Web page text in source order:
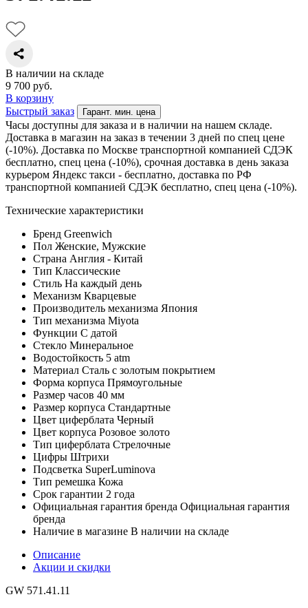
В наличии на складе
9 700 руб.
В корзину
Быстрый заказ
Гарант. мин. цена
Часы доступны для заказа и в наличии на нашем складе.
Доставка в магазин на заказ в течении 3 дней по спец цене
(-10%). Доставка по Москве транспортной компанией СДЭК
бесплатно, спец цена (-10%), срочная доставка в день заказа
курьером Яндекс такси - бесплатно, доставка по РФ
транспортной компанией СДЭК бесплатно, спец цена (-10%).
Технические характеристики
Бренд Greenwich
Пол Женские, Мужские
Страна Англия - Китай
Тип Классические
Стиль На каждый день
Механизм Кварцевые
Производитель механизма Япония
Тип механизма Miyota
Функции С датой
Стекло Минеральное
Водостойкость 5 atm
Материал Сталь с золотым покрытием
Форма корпуса Прямоугольные
Размер часов 40 мм
Размер корпуса Стандартные
Цвет циферблата Черный
Цвет корпуса Розовое золото
Тип циферблата Стрелочные
Цифры Штрихи
Подсветка SuperLuminova
Тип ремешка Кожа
Срок гарантии 2 года
Официальная гарантия бренда Официальная гарантия
бренда
Наличие в магазине В наличии на складе
Описание
Акции и скидки
GW 571.41.11